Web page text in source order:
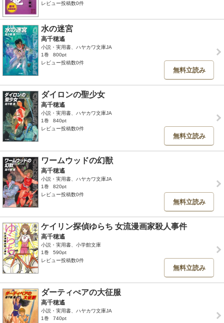
レビュー投稿数0件
水の迷宮
高千穂遙
小説・実用書、ハヤカワ文庫JA
1巻
800pt
レビュー投稿数0件
無料立読み
ダイロンの聖少女
高千穂遙
小説・実用書、ハヤカワ文庫JA
1巻
840pt
レビュー投稿数0件
無料立読み
ワームウッドの幻獣
高千穂遙
小説・実用書、ハヤカワ文庫JA
1巻
820pt
レビュー投稿数0件
無料立読み
ケイリン探偵ゆらち 女流漫画家殺人事件
高千穂遙
小説・実用書、小学館文庫
1巻
590pt
レビュー投稿数0件
無料立読み
ダーティぺアの大征服
高千穂遙
小説・実用書、ハヤカワ文庫JA
1巻
740pt